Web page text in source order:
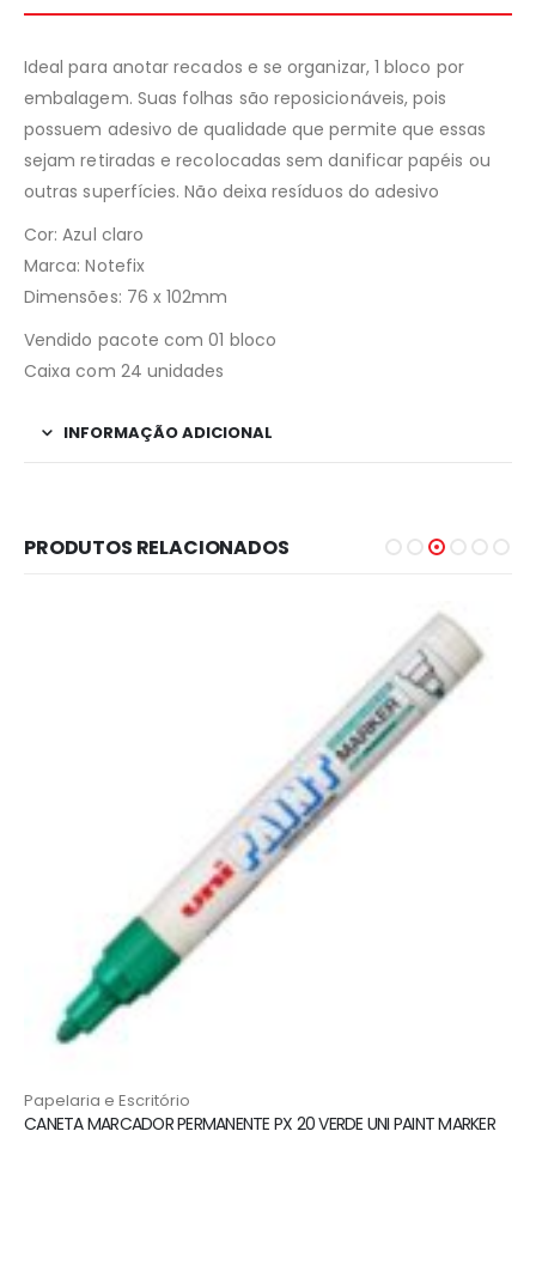
Ideal para anotar recados e se organizar, 1 bloco por
embalagem. Suas folhas são reposicionáveis, pois
possuem adesivo de qualidade que permite que essas
sejam retiradas e recolocadas sem danificar papéis ou
outras superfícies. Não deixa resíduos do adesivo
Cor: Azul claro
Marca: Notefix
Dimensões: 76 x 102mm
Vendido pacote com 01 bloco
Caixa com 24 unidades
INFORMAÇÃO ADICIONAL
PRODUTOS RELACIONADOS
Papelaria e Escritório
CANETA MARCADOR PERMANENTE PX 20 VERDE UNI PAINT MARKER